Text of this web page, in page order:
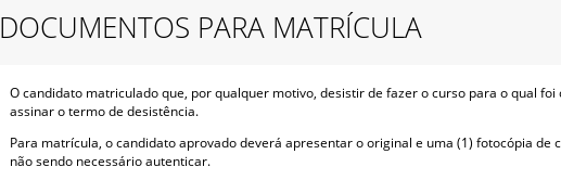
DOCUMENTOS PARA MATRÍCULA
O candidato matriculado que, por qualquer motivo, desistir de fazer o curso para o qual foi
assinar o termo de desistência.
Para matrícula, o candidato aprovado deverá apresentar o original e uma (1) fotocópia de
não sendo necessário autenticar.